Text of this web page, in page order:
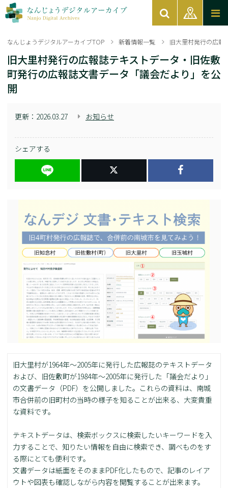
なんじょうデジタルアーカイブTOP 新着情報一覧 旧大里村発行の広報
旧大里村発行の広報誌テキストデータ・旧佐敷
町発行の広報誌文書データ「議会だより」を公
開
更新： 2026.03.27 お知らせ
シェアする
旧大里村が1964年～2005年に発行した広報誌のテキストデータ
および、旧佐敷町が1984年～2005年に発行した「議会だより」
の文書データ（PDF）を公開しました。これらの資料は、南城
市合併前の旧町村の当時の様子を知ることが出来る、大変貴重
な資料です。
テキストデータは、検索ボックスに検索したいキーワードを入
力することで、知りたい情報を自由に検索でき、調べものをす
る際にとても便利です。
文書データは紙面をそのままPDF化したもので、記事のレイア
ウトや図表も確認しながら内容を閲覧することが出来ます。